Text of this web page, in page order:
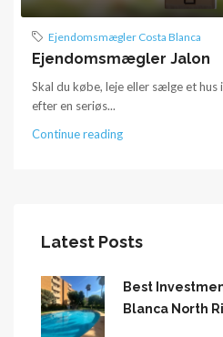
Ejendomsmægler Costa Blanca
Ejendomsmægler Jalon
Skal du købe, leje eller sælge et hus
efter en seriøs...
Continue reading
Latest Posts
Best
Blanca North